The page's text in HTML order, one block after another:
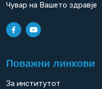
Чувар на Вашето здравје
Поважни линкови
За институтот